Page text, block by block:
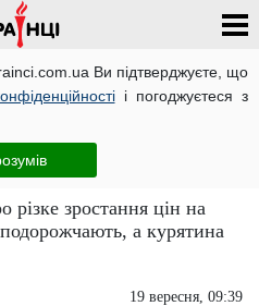
Ви підтверджуєте, що
і погоджуєтеся з
пізно: базові продукти
різке зростання цін на
а курятина
19 вересня, 09:39